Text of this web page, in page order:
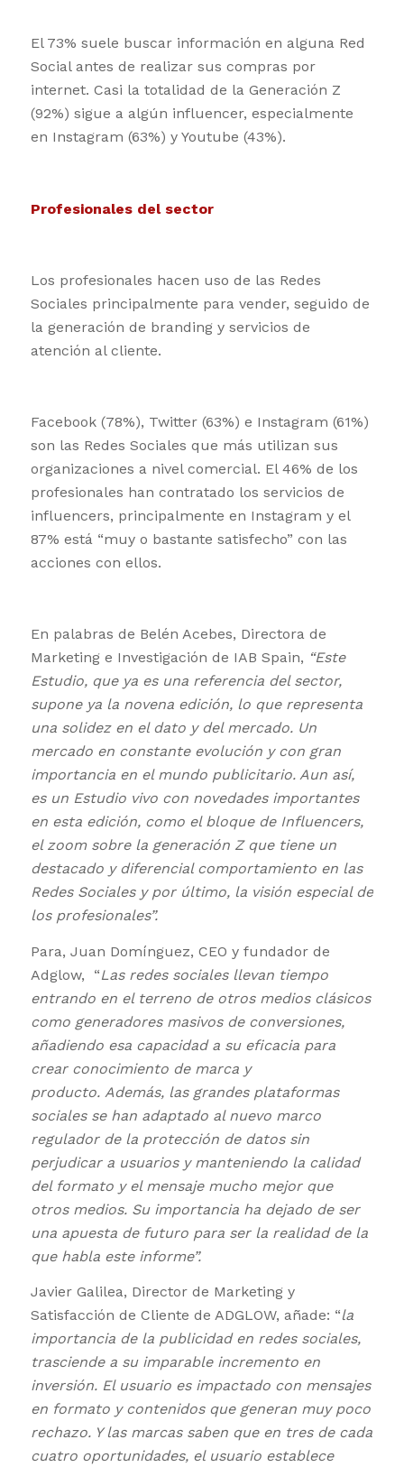
El 73% suele buscar información en alguna Red
Social antes de realizar sus compras por
internet. Casi la totalidad de la Generación Z
(92%) sigue a algún influencer, especialmente
en Instagram (63%) y Youtube (43%).
Profesionales del sector
Los profesionales hacen uso de las Redes
Sociales principalmente para vender, seguido de
la generación de branding y servicios de
atención al cliente.
Facebook (78%), Twitter (63%) e Instagram (61%)
son las Redes Sociales que más utilizan sus
organizaciones a nivel comercial. El 46% de los
profesionales han contratado los servicios de
influencers, principalmente en Instagram y el
87% está “muy o bastante satisfecho” con las
acciones con ellos.
En palabras de Belén Acebes, Directora de
Marketing e Investigación de IAB Spain, “Este
Estudio, que ya es una referencia del sector,
supone ya la novena edición, lo que representa
una solidez en el dato y del mercado. Un
mercado en constante evolución y con gran
importancia en el mundo publicitario. Aun así,
es un Estudio vivo con novedades importantes
en esta edición, como el bloque de Influencers,
el zoom sobre la generación Z que tiene un
destacado y diferencial comportamiento en las
Redes Sociales y por último, la visión especial de
los profesionales”.
Para, Juan Domínguez, CEO y fundador de
Adglow, “Las redes sociales llevan tiempo
entrando en el terreno de otros medios clásicos
como generadores masivos de conversiones,
añadiendo esa capacidad a su eficacia para
crear conocimiento de marca y
producto. Además, las grandes plataformas
sociales se han adaptado al nuevo marco
regulador de la protección de datos sin
perjudicar a usuarios y manteniendo la calidad
del formato y el mensaje mucho mejor que
otros medios. Su importancia ha dejado de ser
una apuesta de futuro para ser la realidad de la
que habla este informe”.
Javier Galilea, Director de Marketing y
Satisfacción de Cliente de ADGLOW, añade: “la
importancia de la publicidad en redes sociales,
trasciende a su imparable incremento en
inversión. El usuario es impactado con mensajes
en formato y contenidos que generan muy poco
rechazo. Y las marcas saben que en tres de cada
cuatro oportunidades, el usuario establece